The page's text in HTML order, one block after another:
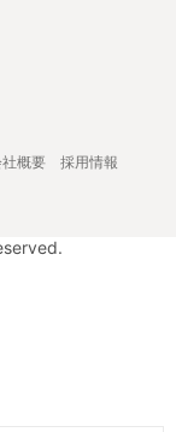
概要
採用情報